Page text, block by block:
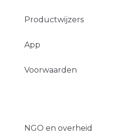
Productwijzers
App
Voorwaarden
NGO en overheid